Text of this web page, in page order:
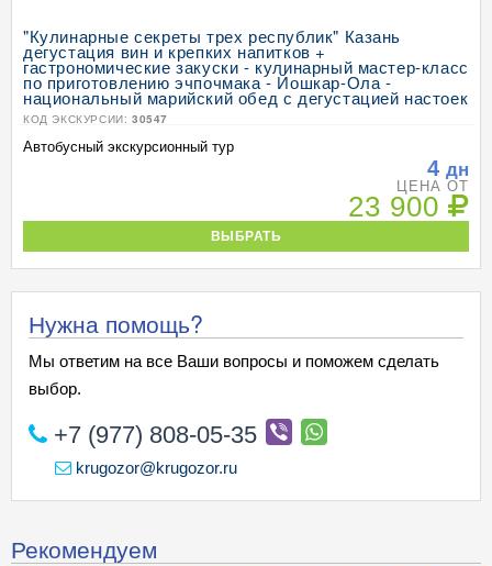
"Кулинарные секреты трех республик" Казань
дегустация вин и крепких напитков +
гастрономические закуски - кулинарный мастер-класс
по приготовлению эчпочмака - Йошкар-Ола -
национальный марийский обед с дегустацией настоек
КОД ЭКСКУРСИИ: 30547
Автобусный экскурсионный тур
4 дн
ЦЕНА ОТ
23 900
ВЫБРАТЬ
Нужна помощь?
Мы ответим на все Ваши вопросы и поможем сделать
выбор.
+7 (977) 808-05-35
krugozor@krugozor.ru
Рекомендуем